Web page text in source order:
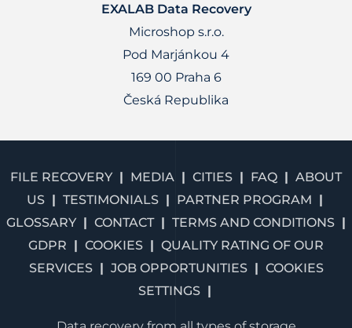
EXALAB Data Recovery
Microshop s.r.o.
Pod Marjánkou 4
169 00 Praha 6
Česká Republika
FILE RECOVERY MEDIA CITIES FAQ
ABOUT
US
TESTIMONIALS
PARTNER PROGRAM
GLOSSARY
CONTACT
TERMS AND CONDITIONS
GDPR
COOKIES
QUALITY RATING OF OUR
SERVICES
JOB OPPORTUNITIES
COOKIES
SETTINGS